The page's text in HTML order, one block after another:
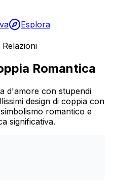
Esplora
Relazioni
Romantica
d'amore con stupendi
design di coppia con
romantico e
significativa.